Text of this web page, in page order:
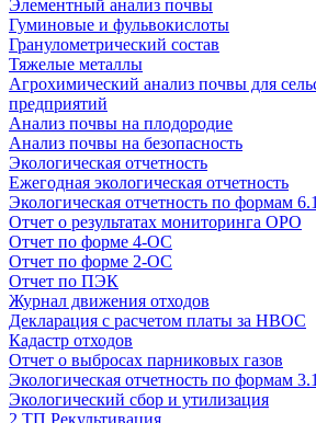
Элементный анализ почвы
Гуминовые и фульвокислоты
Гранулометрический состав
Тяжелые металлы
Агрохимический анализ почвы для
предприятий
Анализ почвы на плодородие
Анализ почвы на безопасность
Экологическая отчетность
Ежегодная экологическая отчетность
Экологическая отчетность по формам
Отчет о результатах мониторинга ОРО
Отчет по форме 4-ОС
Отчет по форме 2-ОС
Отчет по ПЭК
Журнал движения отходов
Декларация с расчетом платы за НВОС
Кадастр отходов
Отчет о выбросах парниковых газов
Экологическая отчетность по формам
Экологический сбор и утилизация
2 ТП Рекультивация